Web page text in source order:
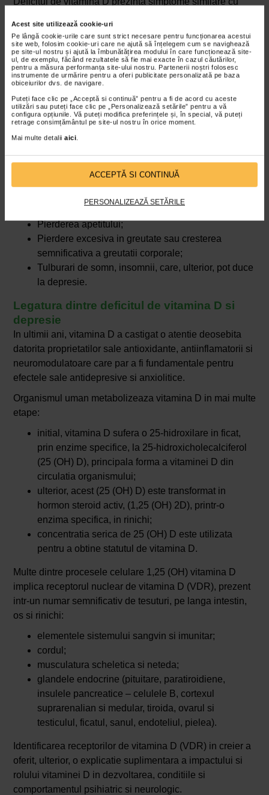
Acest site utilizează cookie-uri
Pe lângă cookie-urile care sunt strict necesare pentru funcționarea acestui
site web, folosim cookie-uri care ne ajută să înțelegem cum se navighează
pe site-ul nostru și ajută la îmbunătățirea modului în care funcționează site-
ul, de exemplu, făcând rezultatele să fie mai exacte în cazul căutărilor,
pentru a măsura performanța site-ului nostru. Partenerii noștri folosesc
instrumente de urmărire pentru a oferi publicitate personalizată pe baza
obiceiurilor dvs. de navigare.
Puteți face clic pe „Acceptă si continuă” pentru a fi de acord cu aceste
utilizări sau puteți face clic pe „Personalizează setările” pentru a vă
configura opțiunile. Vă puteți modifica preferințele și, în special, vă puteți
retrage consimțământul pe site-ul nostru în orice moment.
Mai multe detalii aici.
ACCEPTĂ SI CONTINUĂ
PERSONALIZEAZĂ SETĂRILE
Schimbari de dispozitie insotite de sentimente
coplesitoare de disperare, tristete, posibil urmate
de depresie;
Stari de oboseala, agitatie, care, ulterior, pot duce
la depresie;
Tulburari nervoase, care pot fi deja un semn de
depresie;
Irascibilitate;
anterior entuziasm, urmata de depresie;
Ganduri suicidare, instalate deja in depresie;
Pierderea apetitului;
Pierdere excesiva in greutate sau cresterea
semnificativa a greutatii corporale;
Tulburari de somn, insomnii, care, ulterior, pot duce
la depresie.
Legatura dintre deficitul de vitamina D si
depresie
In ultimii ani, vitamina D a castigat o atentie deosebita
datorita proprietatilor sale antioxidante, antiinflamatorii si
neuromodulatoare care par a fi fundamentale pentru
efectele sale antidepresive si anxiolitice.
Organismul uman metabolizeaza vitamina D in mai multe
etape:
initial, vitamina D sufera o 25-hidroxilare in ficat,
prin enzime specifice, la 25-hidroxicholecalciferol
(25 (OH) D), principala forma a vitaminei D din
circulatia organismului;
ulterior, acest (25 (OH) D) este transformat in
hormon steroid activ, (1,25 (OH) 2D), printr-o
enzima specifica, in rinichi;
concentratia serica de 25 (OH) D este utilizata
pentru a obtine statutul de vitamina D.
Multe dintre procesele celulare 1,25 (OH) vitamina D
implica receptorul nuclear de vitamina D (VDR), prezent
intr-un numar semnificativ de tesuturi, pe langa intestin,
os si rinichi:
elementele sistemului sangvin si imunitar;
cordul;
musculatura scheletica si neteda;
glandele endocrine (pituitare, paratiroidiene,
insulele pancreatice – celulele B, cortexul
suprarenalian si medular, tiroida, ovarul si
testiculul, ficatul, sanul, endoteliul, pielea).
Identificarea receptorilor de vitamina D (VDR) in creier a
oferit, ulterior, o explicatie suplimentara a impactului si
rolului vitaminei D in dezvoltarea, conditiile si
comportamentul psihiatric si neurologic.